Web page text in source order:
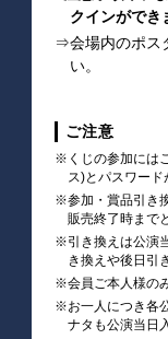
クインができ
⇒会場内のポス
い。
ご注意
※くじの参加には
ス)とパスワード
※参加・賞品引き
販売終了時まで
※引き換えは公演
き換えや後日引
※会員ご本人様の
※お一人につき各
ナタも公演当日